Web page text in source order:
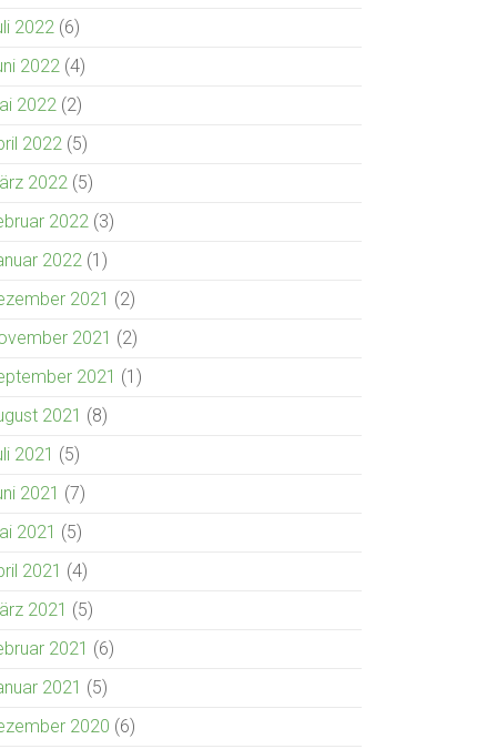
2022 (6)
2022 (4)
2022 (2)
2022 (5)
2022 (5)
2022 (3)
2022 (1)
2021 (2)
2021 (2)
2021 (1)
2021 (8)
2021 (5)
2021 (7)
2021 (5)
2021 (4)
2021 (5)
2021 (6)
2021 (5)
2020 (6)